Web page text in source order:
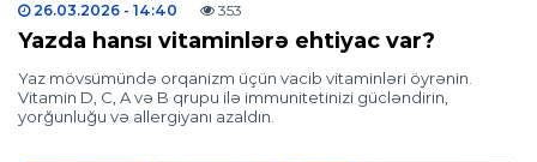
26.03.2026 - 14:40 353
Yazda hansı vitaminlərə ehtiyac var?
Yaz mövsümündə orqanizm üçün vacib vitaminləri öyrənin.
Vitamin D, C, A və B qrupu ilə immunitetinizi gücləndirin,
yorğunluğu və allergiyanı azaldın.